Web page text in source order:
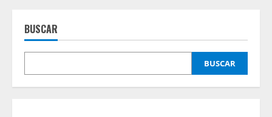
BUSCAR
BUSCAR